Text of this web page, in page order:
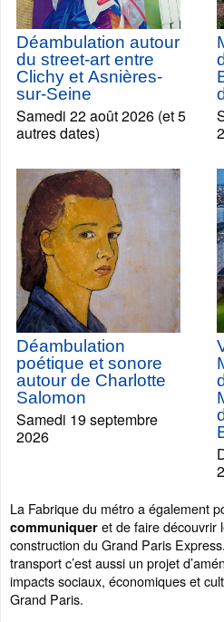
Déambulation autour
du street-art entre
Clichy et Asnières-
sur-Seine
Samedi 22 août 2026 (et 5
autres dates)
Déambulation
poétique et sonore
autour de Charlotte
Salomon
Samedi 19 septembre
2026
La Fabrique du métro a également
communiquer et de faire découvrir
construction du Grand Paris
transport c’est aussi un projet
impacts sociaux, économiques et
Grand Paris.